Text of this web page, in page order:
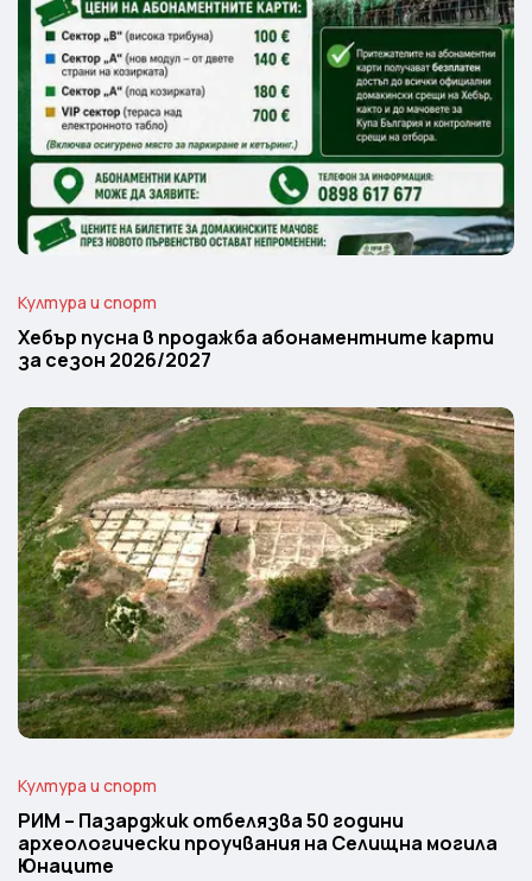
Култура и спорт
Хебър пусна в продажба абонаментните карти
за сезон 2026/2027
Култура и спорт
РИМ – Пазарджик отбелязва 50 години
археологически проучвания на Селищна могила
Юнаците